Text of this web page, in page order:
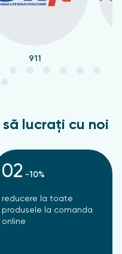
911
lucrați cu noi
02 -10%
reducere la toate
produsele la comanda
online